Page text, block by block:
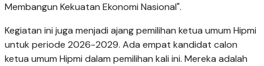
Membangun Kekuatan Ekonomi Nasional".
Kegiatan ini juga menjadi ajang pemilihan ketua umum Hipmi
untuk periode 2026-2029. Ada empat kandidat calon
ketua umum Hipmi dalam pemilihan kali ini. Mereka adalah